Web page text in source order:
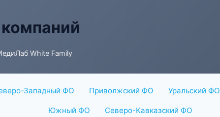
White Family
Западный ФО Приволжский ФО Уральский ФО
Южный ФО Северо-Кавказский ФО